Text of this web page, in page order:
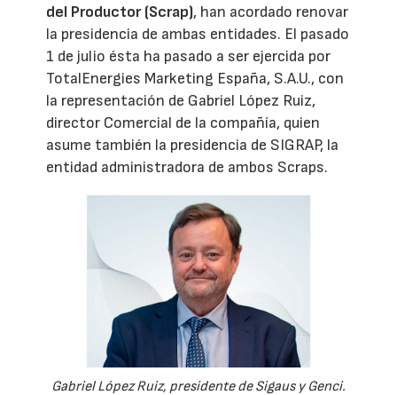
del Productor (Scrap), han acordado renovar
la presidencia de ambas entidades. El pasado
1 de julio ésta ha pasado a ser ejercida por
TotalEnergies Marketing España, S.A.U., con
la representación de Gabriel López Ruiz,
director Comercial de la compañía, quien
asume también la presidencia de SIGRAP, la
entidad administradora de ambos Scraps.
Gabriel López Ruiz, presidente de Sigaus y Genci.